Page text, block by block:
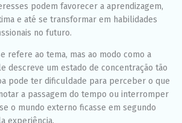
podem favorecer a aprendizagem,
e até se transformar em habilidades
no futuro.
refere ao tema, mas ao modo como a
descreve um estado de concentração tão
pode ter dificuldade para perceber o que
a passagem do tempo ou interromper
o mundo externo ficasse em segundo
experiência.